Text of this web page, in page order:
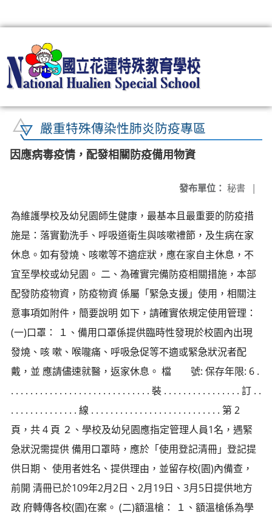
嚴重特殊傳染性肺炎防疫專區
因應病毒疫情，配發相關防疫備用物資
發布單位： 秘書 |
為維護學校及幼兒園師生健康，最基本且最重要的防疫措
施是：落實勤洗手、呼吸道衛生與咳嗽禮節，及生病在家
休息。如有發燒、咳嗽等不適症狀，應在家自主休息，不
宜至學校或幼兒園。 二、為確實完備防疫相關措施，本部
配發防疫物資，防疫物資 係屬「緊急支援」使用，相關注
意事項如附件，簡要說明 如下，請確實依規定使用管理：
(一)口罩： １、備用口罩係提供臨時性發現於校園內出現
發燒、咳 嗽、喉嚨痛、呼吸急促等不適或緊急狀況者配
戴，並 應請儘速就醫，返家休息。 檔 號: 保存年限: 6 .
. . . . . . . . . . . . . . . . . . . . . . . . . . . . . 裝 . . . . . . . . . . . . . . . . 訂 . .
. . . . . . . . . . . . . . 線 . . . . . . . . . . . . . . . . . . . . . . . . . . . 第 2
頁，共 4 頁 ２、學校及幼兒園應指定管理人員1名，遇緊
急狀況需提供 備用口罩時，應於「使用登記清冊」登記提
供日期、 使用者姓名、提供理由，並留存校(園)內備查，
前開 清冊已於109年2月2日、2月19日、3月5日提供地方
政 府轉傳各校(園)在案。 (二)額溫槍： １、額溫槍係為學